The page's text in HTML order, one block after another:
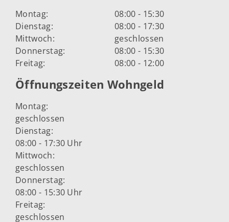
Montag:
08:00 - 15:30
Dienstag:
08:00 - 17:30
Mittwoch:
geschlossen
Donnerstag:
08:00 - 15:30
Freitag:
08:00 - 12:00
Öffnungszeiten Wohngeld
Montag:
geschlossen
Dienstag:
08:00 - 17:30 Uhr
Mittwoch:
geschlossen
Donnerstag:
08:00 - 15:30 Uhr
Freitag:
geschlossen